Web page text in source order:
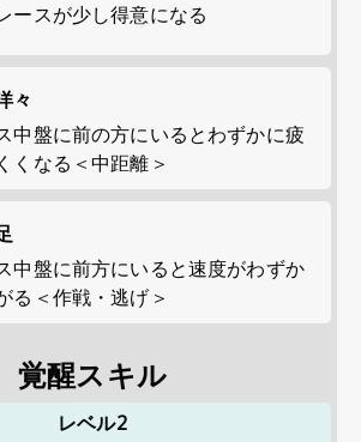
ースが少し得意になる
々
中盤に前の方にいるとわずかに疲
くなる＜中距離＞
中盤に前方にいると速度がわずか
る＜作戦・逃げ＞
覚醒スキル
レベル2